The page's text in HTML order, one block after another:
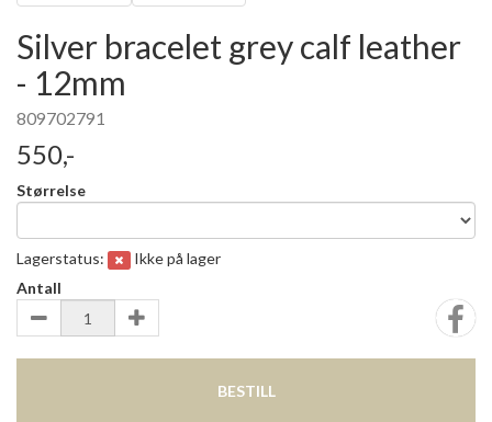
Silver bracelet grey calf leather
- 12mm
809702791
550,-
Størrelse
Lagerstatus:
Ikke på lager
Antall
BESTILL